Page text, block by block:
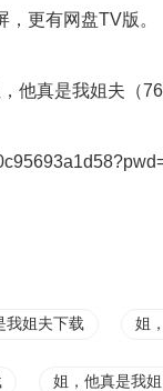
更有网盘TV版。
他真是我姐夫（
我姐夫下载 姐
姐，他真是我